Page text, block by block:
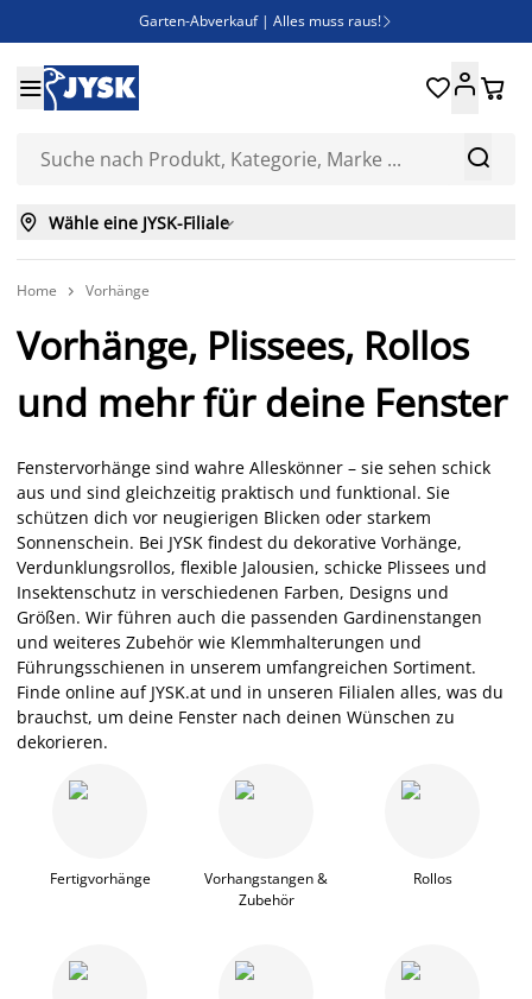
Garten-Abverkauf | Alles muss raus! 
Bist du Unternehmer? Entdecke JYSK-B2B
Esszimmerstuhl ADSLEV um nur 40€


 
 Wähle eine JYSK-Filiale
Home  Vorhänge
Vorhänge, Plissees, Rollos
und mehr für deine Fenster
Fenstervorhänge sind wahre Alleskönner – sie sehen schick
aus und sind gleichzeitig praktisch und funktional. Sie
schützen dich vor neugierigen Blicken oder starkem
Sonnenschein. Bei JYSK findest du dekorative Vorhänge,
Verdunklungsrollos, flexible Jalousien, schicke Plissees und
Insektenschutz in verschiedenen Farben, Designs und
Größen. Wir führen auch die passenden Gardinenstangen
und weiteres Zubehör wie Klemmhalterungen und
Führungsschienen in unserem umfangreichen Sortiment.
Finde online auf JYSK.at und in unseren Filialen alles, was du
brauchst, um deine Fenster nach deinen Wünschen zu
dekorieren.
Fertigvorhänge
Vorhangstangen &
Zubehör
Rollos